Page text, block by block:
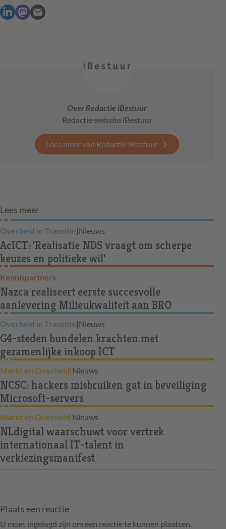
Over Redactie iBestuur
Redactie website iBestuur
Lees meer van Redactie iBestuur
Lees meer
Overheid in Transitie|Nieuws
AcICT: 'Realisatie NDS vraagt om scherpe
keuzes en politieke wil'
Kennispartners
Nazca realiseert eerste succesvolle
aanlevering Milieukwaliteit aan BRO
Overheid in Transitie|Nieuws
G4-steden bundelen krachten met
gezamenlijke inkoop ICT
Markt en Overheid|Nieuws
NCSC: hackers misbruiken gat in beveiliging
Microsoft-servers
Markt en Overheid|Nieuws
NLdigital waarschuwt voor vertrek
internationaal IT-talent in
verkiezingsmanifest
Plaats een reactie
U moet ingelogd zijn om een reactie te kunnen plaatsen.